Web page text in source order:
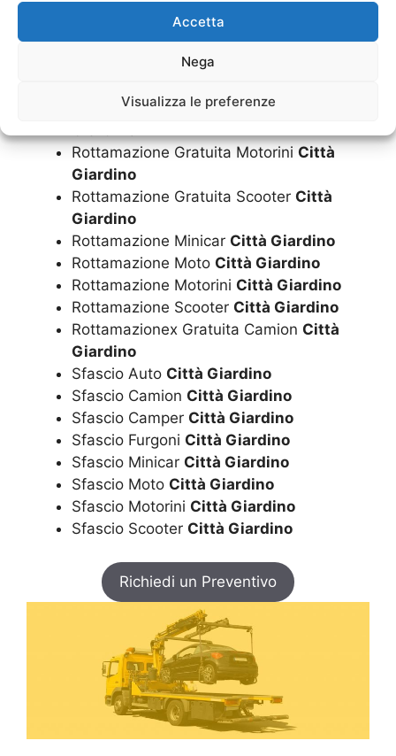
Accetta
Nega
Visualizza le preferenze
Rottamazione Gratuita Furgoni
Giardino
Rottamazione Gratuita Minicar
Rottamazione Gratuita Moto
Rottamazione Gratuita Motorini Città
Giardino
Rottamazione Gratuita Scooter Città
Giardino
Rottamazione Minicar Città Giardino
Rottamazione Moto Città Giardino
Rottamazione Motorini Città Giardino
Rottamazione Scooter Città Giardino
Rottamazionex Gratuita Camion Città
Giardino
Sfascio Auto Città Giardino
Sfascio Camion Città Giardino
Sfascio Camper Città Giardino
Sfascio Furgoni Città Giardino
Sfascio Minicar Città Giardino
Sfascio Moto Città Giardino
Sfascio Motorini Città Giardino
Sfascio Scooter Città Giardino
Richiedi un Preventivo